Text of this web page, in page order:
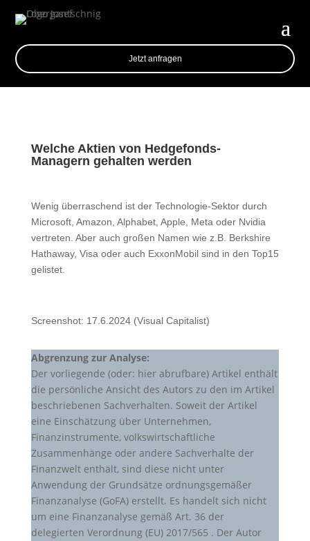
Jetzt anfragen
Welche Aktien von Hedgefonds-
Managern gehalten werden
Wenig überraschend ist der Technologie-Sektor durch
Microsoft, Amazon, Alphabet, Apple, Meta oder Nvidia
vertreten. Aber auch großen Namen wie z.B. Berkshire
Hathaway, Visa oder auch ExxonMobil sind in den Top15
gelistet.
Screenshot: 17.6.2024 (Visual Capitalist)
Abgrenzung zur Analyse:
Der vorliegende (oder: hier abrufbare) Artikel enthält
die persönliche Ansicht des Autors zu den im Artikel
beschriebenen Sachverhalten. Soweit der Artikel
eine Einschätzung über Unternehmen,
Finanzinstrumente, volkswirtschaftliche
Zusammenhänge oder andere Sachverhalte der
Finanzwelt enthält, sind diese nicht unter
Anwendung der Grundsätze ordnungsgemäßer
Finanzanalyse (GoFA) erstellt. Es handelt sich nicht
um eine Finanzanalyse gemäß Art. 36 der
delegierten Verordnung (EU) 2017/565 . Der Autor